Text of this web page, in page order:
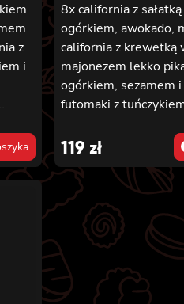
z
i
8x california z
ogórkiem, awokado,
california z krewetką
majonezem lekko
ogórkiem, sezamem
futomaki z
ogórkiem i sałatą, 6x
pieczonym
majonezem lekko
masago i sałatą, 6x
krewetką w
sałatą i majonezem
pikantnym, 8x maki z
119 zł